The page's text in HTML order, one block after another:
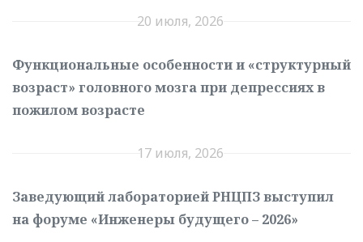
20 июля, 2026
Функциональные особенности и «структурный
возраст» головного мозга при депрессиях в
пожилом возрасте
17 июля, 2026
Заведующий лабораторией РНЦПЗ выступил
на форуме «Инженеры будущего – 2026»